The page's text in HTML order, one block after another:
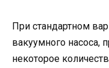
При стандартном
вакуумного насоса,
некоторое